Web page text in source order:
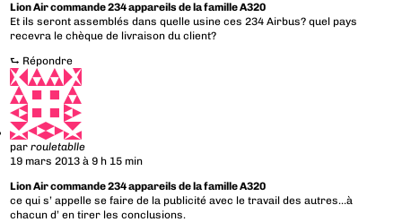
Lion Air commande 234 appareils de la famille A320
Et ils seront assemblés dans quelle usine ces 234 Airbus? quel pays
recevra le chèque de livraison du client?
⮑ Répondre
parrouletablle
19 mars 2013 à 9 h 15 min
Lion Air commande 234 appareils de la famille A320
ce qui s’ appelle se faire de la publicité avec le travail des autres…à
chacun d’ en tirer les conclusions.